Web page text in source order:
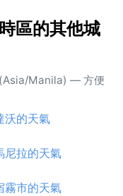
區的其他城
(Asia/Manila) — 方便
的天氣
拉的天氣
市的天氣